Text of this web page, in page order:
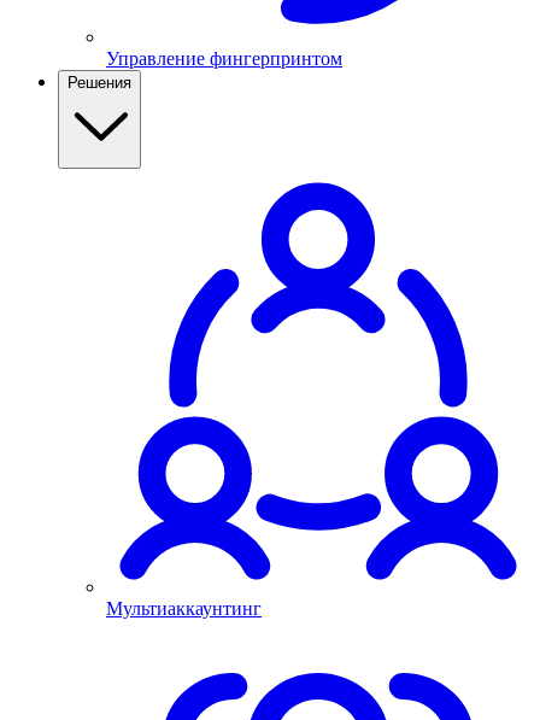
Управление фингерпринтом
Решения
Мультиаккаунтинг